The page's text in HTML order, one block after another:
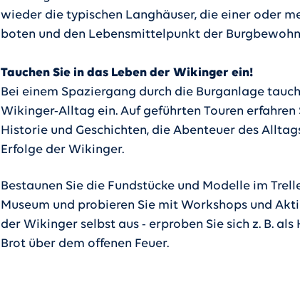
wieder die typischen Langhäuser, die einer oder
boten und den Lebensmittelpunkt der
Tauchen Sie in das Leben der Wikinger ein!
Bei einem Spaziergang durch die Burganlage
Wikinger-Alltag ein. Auf geführten Touren erfahren
Historie und Geschichten, die Abenteuer des
Erfolge der Wikinger.
Bestaunen Sie die Fundstücke und Modelle im
Museum und probieren Sie mit Workshops und
der Wikinger selbst aus - erproben Sie sich z. B.
Brot über dem offenen Feuer.